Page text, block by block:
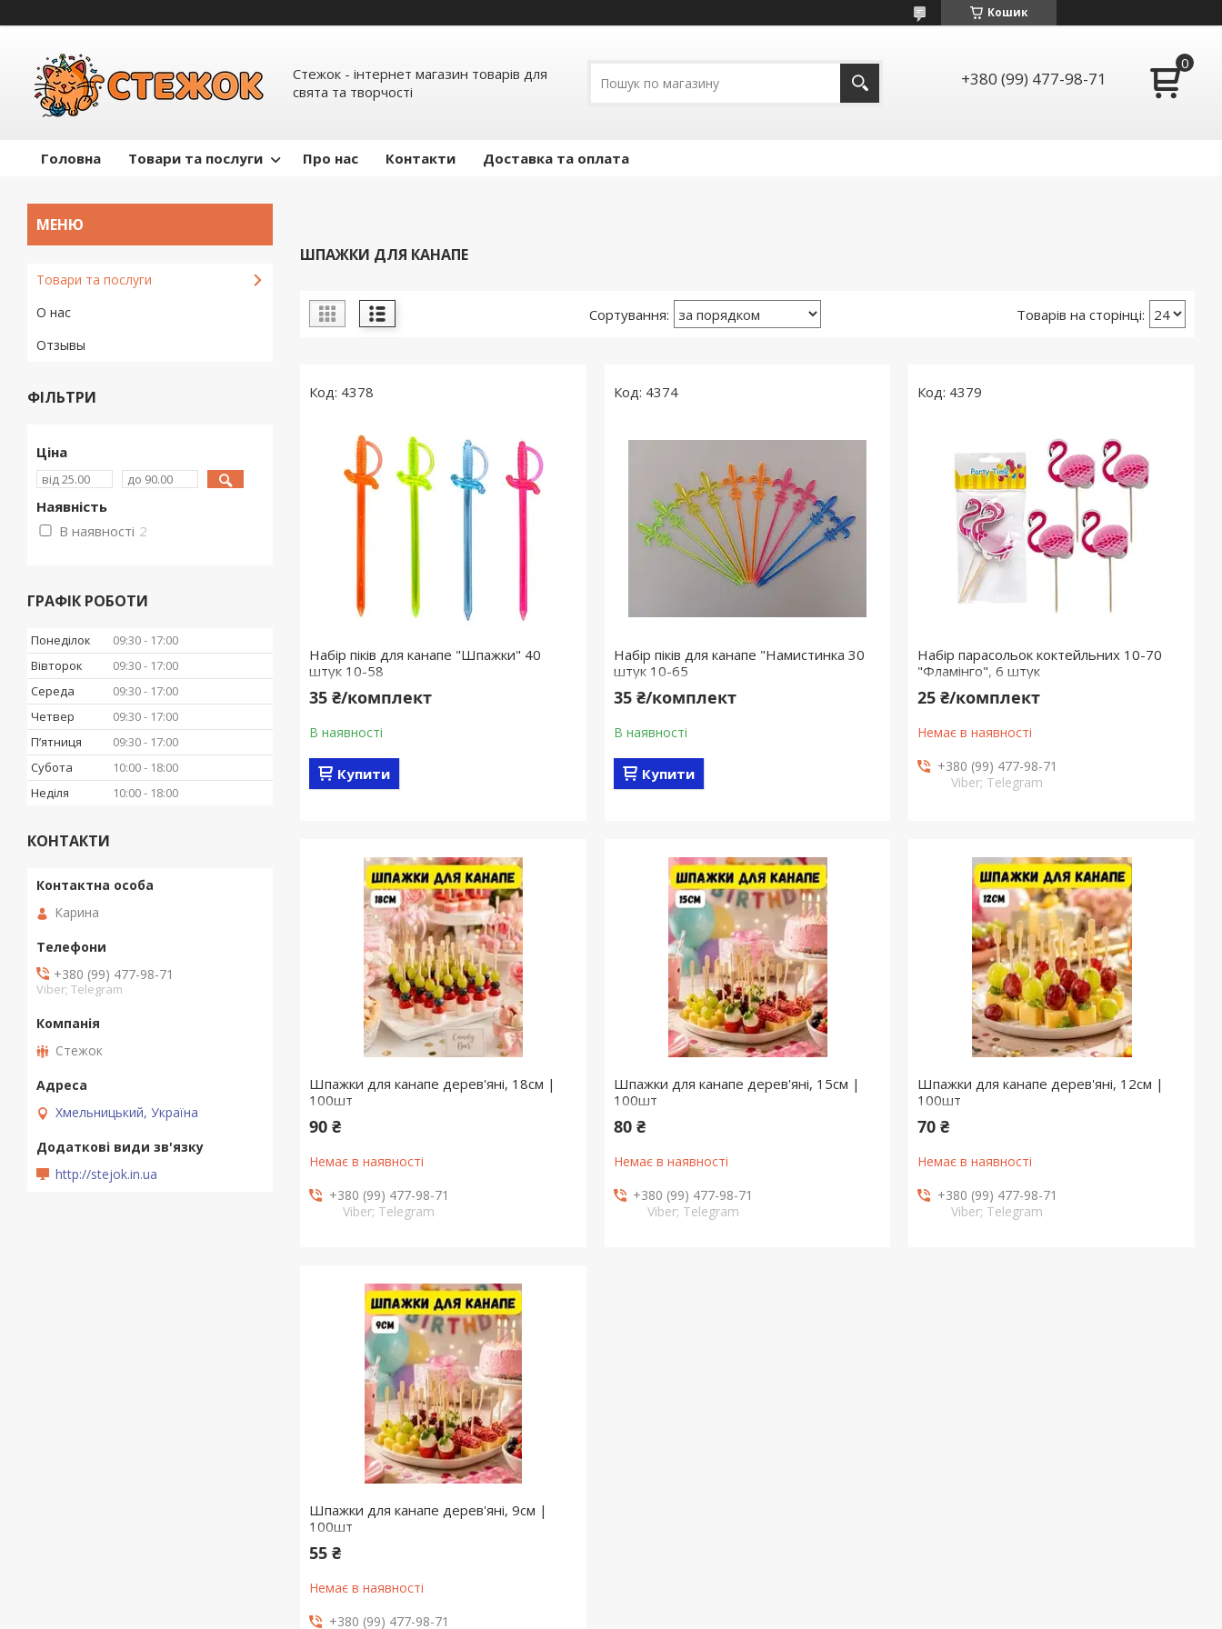
Кошик
Стежок - інтернет магазин товарів для
свята та творчості
+380 (99) 477-98-71
Головна Товари та послуги Про нас Контакти Доставка та оплата
ШПАЖКИ ДЛЯ КАНАПЕ
4378
Набір піків для канапе "Шпажки" 40
штук 10-58
35 ₴/комплект
В наявності
Купити
4374
Набір піків для канапе "Намистинка 30
штук 10-65
35 ₴/комплект
В наявності
Купити
4379
Набір парасольок коктейльних 10-70
"Фламінго", 6 штук
25 ₴/комплект
Немає в наявності
+380 (99) 477-98-71
Viber; Telegram
Шпажки для канапе дерев'яні, 18см |
100шт
90 ₴
Немає в наявності
+380 (99) 477-98-71
Viber; Telegram
Шпажки для канапе дерев'яні, 15см |
100шт
80 ₴
Немає в наявності
+380 (99) 477-98-71
Viber; Telegram
Шпажки для канапе дерев'яні, 12см |
100шт
70 ₴
Немає в наявності
+380 (99) 477-98-71
Viber; Telegram
Шпажки для канапе дерев'яні, 9см |
100шт
55 ₴
Немає в наявності
+380 (99) 477-98-71
Товари та послуги
О нас
Отзывы
ФІЛЬТРИ
Ціна
Наявність
В наявності 2
ГРАФІК РОБОТИ
Понеділок 09:30
17:00
Вівторок
09:30
17:00
Середа
09:30
17:00
Четвер
09:30
17:00
Пʼятниця
09:30
17:00
Субота
10:00
18:00
Неділя
10:00 18:00
КОНТАКТИ
Карина
+380 (99) 477-98-71
Viber; Telegram
Стежок
Хмельницький, Україна
http://stejok.in.ua